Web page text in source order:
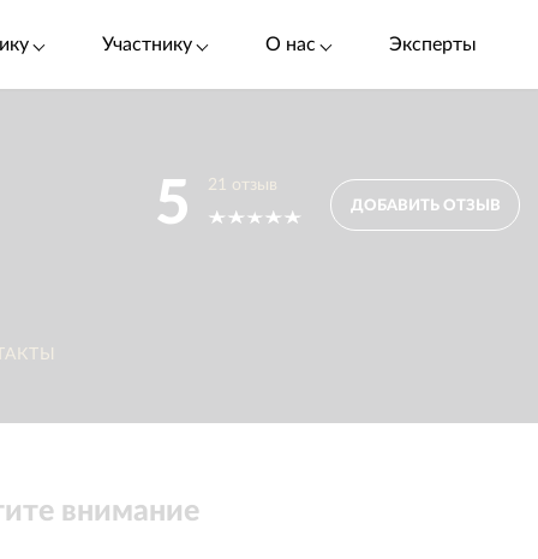
Участнику О нас Эксперты
5 21 отзыв
ДОБАВИТЬ ОТЗЫВ
внимание